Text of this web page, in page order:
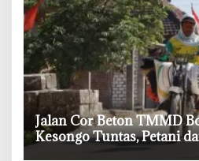
‎Jalan Cor Beton TMMD
Kesongo Tuntas, Petani